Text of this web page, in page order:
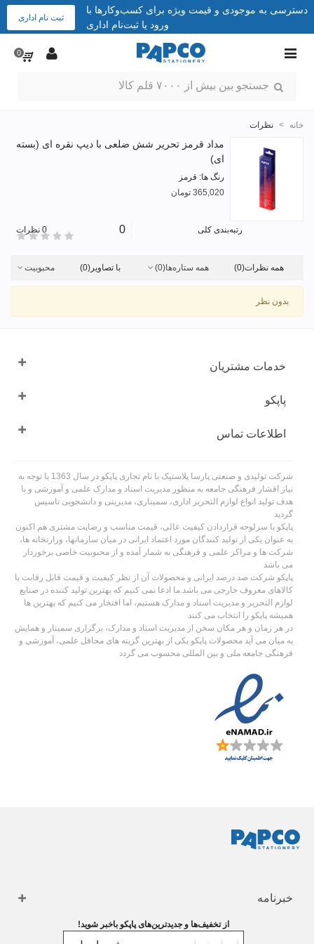
دسترسی به موجودی و قیمت ویژه برای کسب‌وکارها با
ورود یا ثبت‌نام اداری
ثبت نام اداری
0
خانه > نظرات
مداد قرمز تحریر شش ضلعی با دیپ نقره ای (بسته
ای)
رنگ ها: قرمز
365,020 تومان
رتبه‌بندی کلی 0 0 نظرات
همه نظرات(0) همه ستاره‌ها(0) با تصاویر (0) محبوبیت
بدون نظر
خدمات مشتریان
پاپکو
اطلاعات تماس
شرکت تولیدی و صنعتی پارسا پلاستیک با نام تجاری پاپکو در سال 1363 با توجه به
نیاز اقشار فرهنگی جامعه به منظور مدیریت اسناد و مدارک علمی و آموزشی و با
هدف تولید انواع لوازم التحریر اداری، سمیناری، مدیریتی و دانشجویی تاسیس
گردید
پاپکو با سرلوحه قراردادن کیفیت عالی، قیمت مناسب و رضایت مشتری هم اکنون
به عنوان یکی از تولید کنندگان مورد اعتماد ایرانی در میان سازمانها، وزارتخانه ها،
شرکت ها و مراکز علمی و فرهنگی به شمار آمده و از محبوبیت خاصی برخوردار
می باشد
پاپکو شرکت صد درصد ایرانی و محصولات آن از نظر کیفیت و قیمت قابل رقابت با
کالاهای معروف خارجی می باشد.ما ادعا نمی کنیم که بهترین تولید کننده در صنایع
لوازم التحریر و مدیریت اسناد و مدارک هستیم، اما افتخار می کنیم که بهترین ها
همیشه پاپکو را انتخاب می کنند
در هر زمان و هر مکان سخن از مدیریت اسناد و مدارک، برگزاری سمینار و همایش
به میان می آید محصولات پاپکو یکی از بهترین گزینه های محافل علمی، آموزشی و
فرهنگی جامعه ملی و بین المللی محسوب می گردد
خبرنامه
از تخفیف‌ها و جدیدترین‌های پاپکو باخبر شوید!